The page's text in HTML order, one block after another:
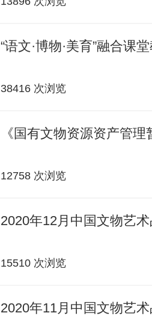
“语文·博物·美育”融合课
38416 次浏览
《国有文物资源资产管
12758 次浏览
2020年12月中国文物艺
15510 次浏览
2020年11月中国文物艺